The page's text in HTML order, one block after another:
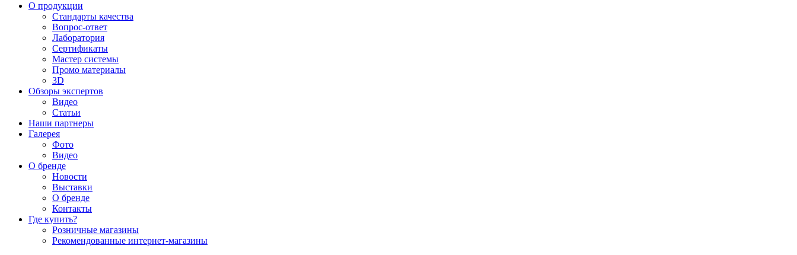
О продукции
Стандарты качества
Вопрос-ответ
Лаборатория
Сертификаты
Мастер системы
Промо материалы
3D
Обзоры экспертов
Видео
Статьи
Наши партнеры
Галерея
Фото
Видео
О бренде
Новости
Выставки
О бренде
Контакты
Где купить?
Розничные магазины
Рекомендованные интернет-магазины